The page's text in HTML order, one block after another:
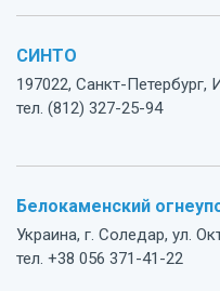
СИНТО
197022, Санкт-Петербург,
тел. (812) 327-25-94
Белокаменский
Украина, г. Соледар, ул.
тел. +38 056 371-41-22